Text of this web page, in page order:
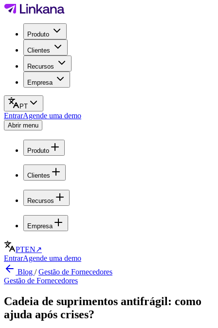
Produto
Clientes
Recursos
Empresa
PT
EntrarAgende uma demo
Abrir menu
Produto
Clientes
Recursos
Empresa
PTEN↗
EntrarAgende uma demo
Blog /Gestão de Fornecedores
Gestão de Fornecedores
Cadeia de suprimentos antifrágil: como
ajuda após crises?